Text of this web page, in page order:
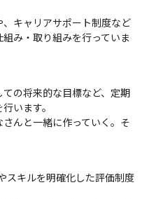
キャリアサポート制度など
み・取り組みを行っていま
の将来的な目標など、定期
います。
んと一緒に作っていく。そ
スキルを明確化した評価制度